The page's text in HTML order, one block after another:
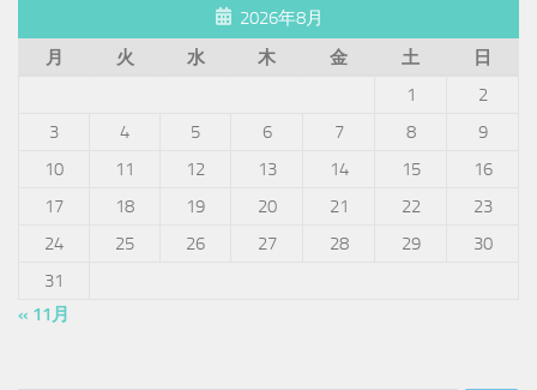
2026年8月
月
火 水 木 金 土
日
1
2
3
4 5 6 7 8
9
10
11 12 13 14 15
16
17
18 19 20 21 22
23
24
25 26 27 28 29
30
31
« 11月